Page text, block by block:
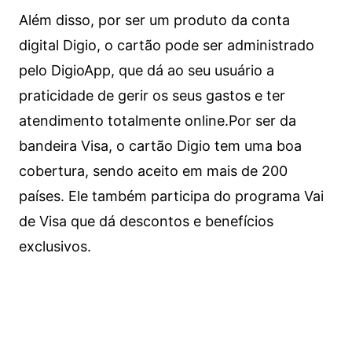
Além disso, por ser um produto da conta
digital Digio, o cartão pode ser administrado
pelo DigioApp, que dá ao seu usuário a
praticidade de gerir os seus gastos e ter
atendimento totalmente online.Por ser da
bandeira Visa, o cartão Digio tem uma boa
cobertura, sendo aceito em mais de 200
países. Ele também participa do programa Vai
de Visa que dá descontos e benefícios
exclusivos.